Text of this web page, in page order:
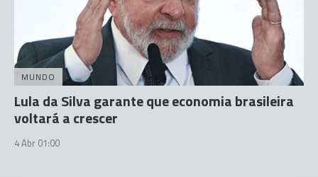
MUNDO
Lula da Silva garante que economia brasileira
voltará a crescer
4 Abr 01:00